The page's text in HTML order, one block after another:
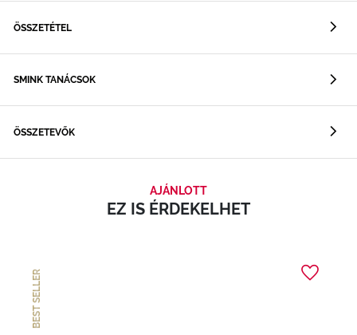
ÖSSZETÉTEL
SMINK TANÁCSOK
ÖSSZETEVŐK
AJÁNLOTT
EZ IS ÉRDEKELHET
BEST SELLER